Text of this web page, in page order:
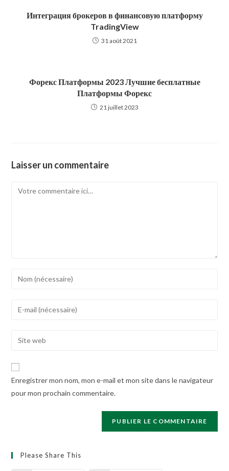
Интеграция брокеров в финансовую платформу
TradingView
31 août 2021
Форекс Платформы 2023 Лучшие бесплатные
Платформы Форекс
21 juillet 2023
Laisser un commentaire
Comment
Enter
to
Enter
address
comment
Enter
website
Enregistrer mon nom, mon e-mail et mon site dans le navigateur
pour mon prochain commentaire.
Please Share This